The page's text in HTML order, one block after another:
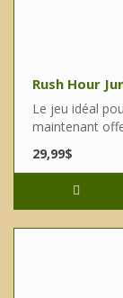
Rush Hour
Le jeu idéal
maintenant
29,99$